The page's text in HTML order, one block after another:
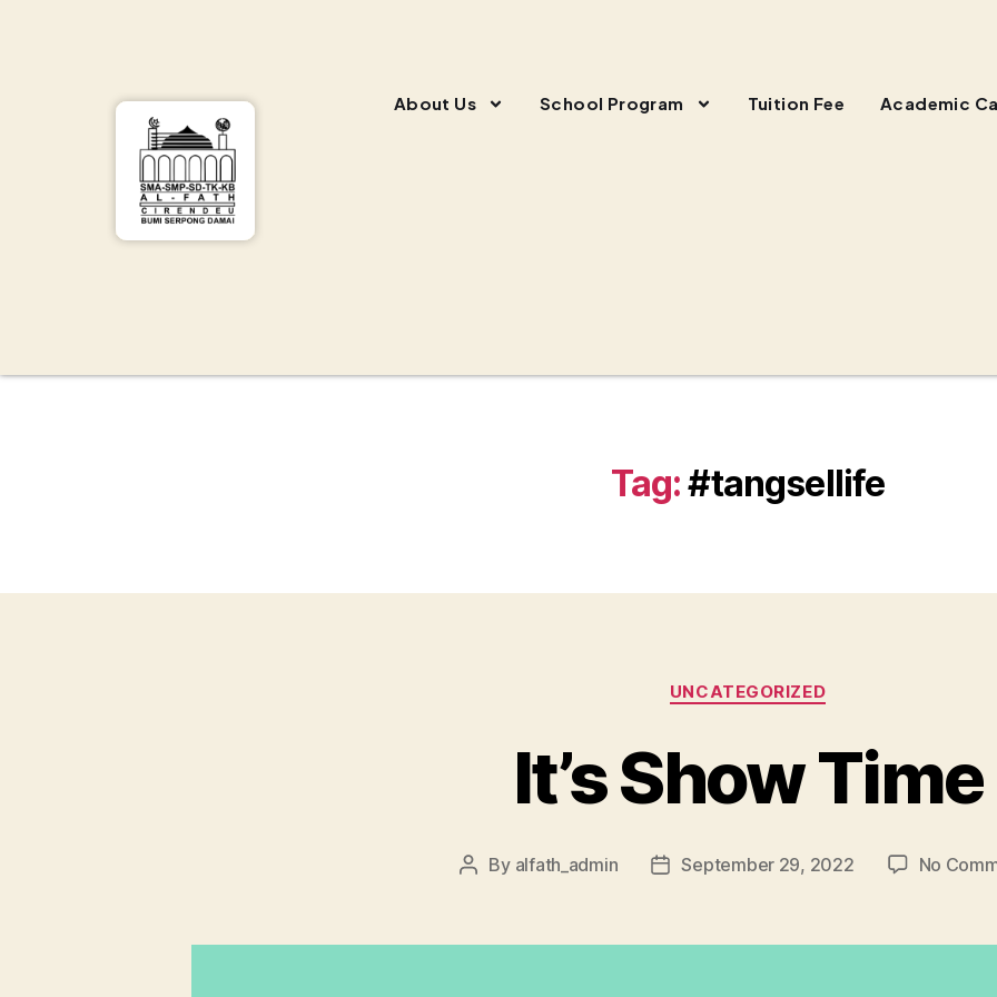
About Us School Program Tuition Fee Academic
Tag:#tangsellife
UNCATEGORIZED
It’s Show Time
By alfath_admin September 29, 2022 No